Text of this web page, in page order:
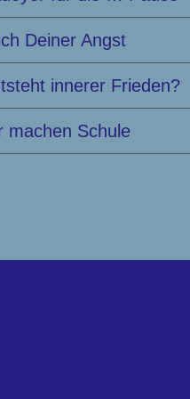
Deiner Angst
innerer Frieden?
machen Schule